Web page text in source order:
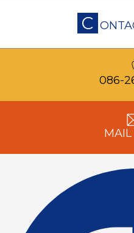
C
086-
MAIL